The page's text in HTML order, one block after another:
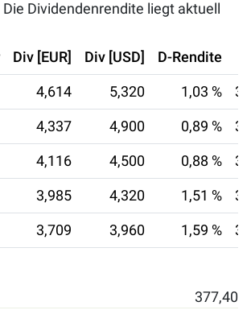
Dividendenrendite liegt aktuell
Div [EUR] Div [USD] D-Rendite
4,614 5,320 1,03 %
4,337 4,900 0,89 %
4,116 4,500 0,88 %
3,985 4,320 1,51 %
3,709 3,960 1,59 %
377,40